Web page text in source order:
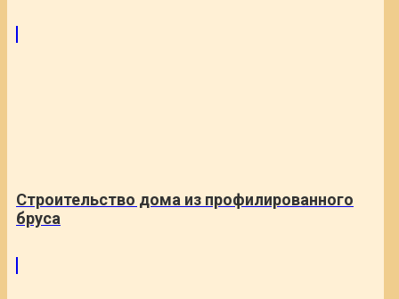
Строительство дома из профилированного
бруса